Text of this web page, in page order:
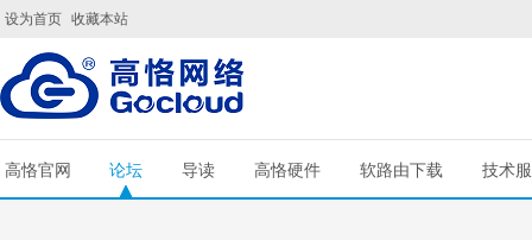
设为首页 收藏本站
高恪官网 论坛 导读 高恪硬件 软路由下载 技术